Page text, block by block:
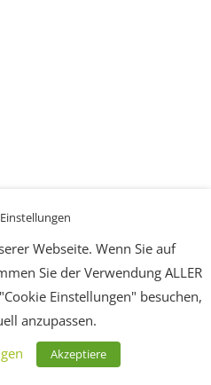
Webseite. Wenn Sie auf
Sie der Verwendung ALLER
Einstellungen" besuchen,
anzupassen.
Akzeptiere